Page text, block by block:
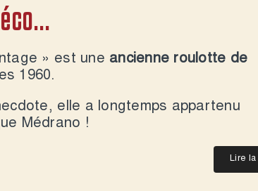
» est une ancienne roulotte de
1960.
elle a longtemps appartenu
Médrano !
Lire la